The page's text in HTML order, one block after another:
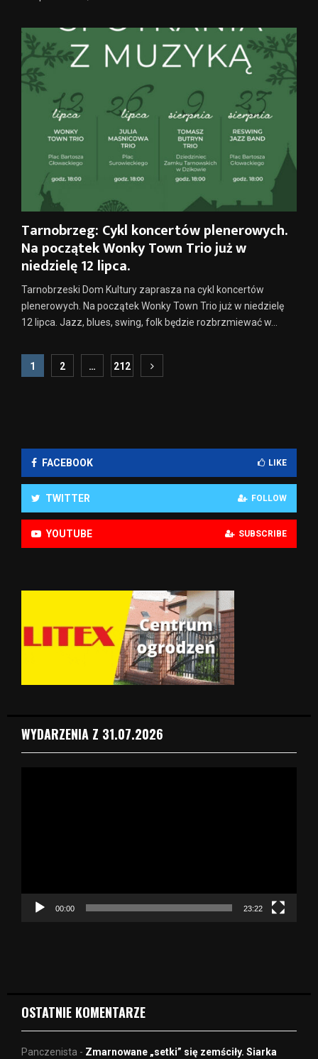
Tarnobrzeg: Cykl koncertów plenerowych.
Na początek Wonky Town Trio już w
niedzielę 12 lipca.
Tarnobrzeski Dom Kultury zaprasza na cykl koncertów
plenerowych. Na początek Wonky Town Trio już w niedzielę
12 lipca. Jazz, blues, swing, folk będzie rozbrzmiewać w...
Stronicowanie
1 2 … 212
FACEBOOK LIKE
TWITTER FOLLOW
YOUTUBE SUBSCRIBE
WYDARZENIA Z 31.07.2026
c
00:00 23:22
OSTATNIE KOMENTARZE
Panczenista - Zmarnowane „setki” się zemściły. Siarka